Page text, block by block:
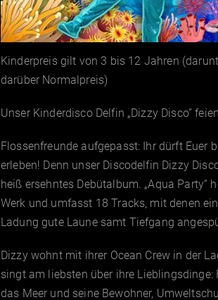
Kinderpreis gilt von 3 bis 12 Jahren
darüber Normalpreis)
Unser Kinderdisco Delfin „Dizzy Disco”
Flossenfreunde aufgepasst: Ihr dürft Euer
erleben! Denn unser Discodelfin Dizzy
heiß ersehntes Debütalbum. „Aqua Party“
Werk und umfasst 18 Tracks, mit denen
Ladung gute Laune samt Tiefgang
Dizzy wohnt mit ihrer Ocean Crew in der
singt am liebsten über ihre Lieblingsdinge:
das Meer und seine Bewohner,